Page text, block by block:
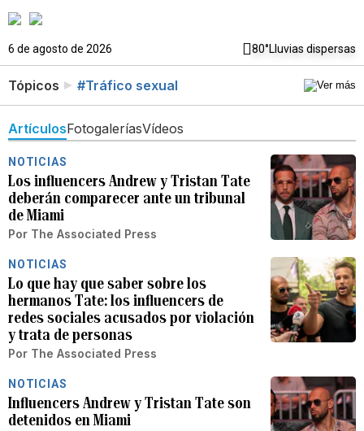
6 de agosto de 2026 80°Lluvias dispersas
Tópicos #Tráfico sexual
ArtículosFotogaleríasVídeos
NOTICIAS
Los influencers Andrew y Tristan Tate
deberán comparecer ante un tribunal
de Miami
Por The Associated Press
NOTICIAS
Lo que hay que saber sobre los
hermanos Tate: los influencers de
redes sociales acusados por violación
y trata de personas
Por The Associated Press
NOTICIAS
Influencers Andrew y Tristan Tate son
detenidos en Miami